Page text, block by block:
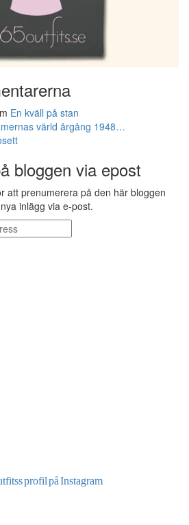
En kväll på stan
värld årgång 1948…
bloggen via epost
att prenumerera på den här bloggen
inlägg via e-post.
profil på Instagram